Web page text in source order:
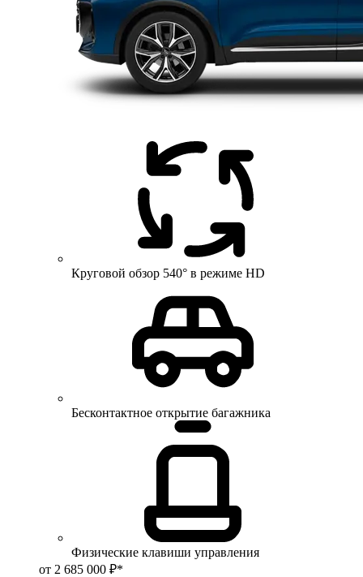
Круговой обзор 540° в режиме HD
Бесконтактное открытие багажника
Физические клавиши управления
от 2 685 000 ₽*